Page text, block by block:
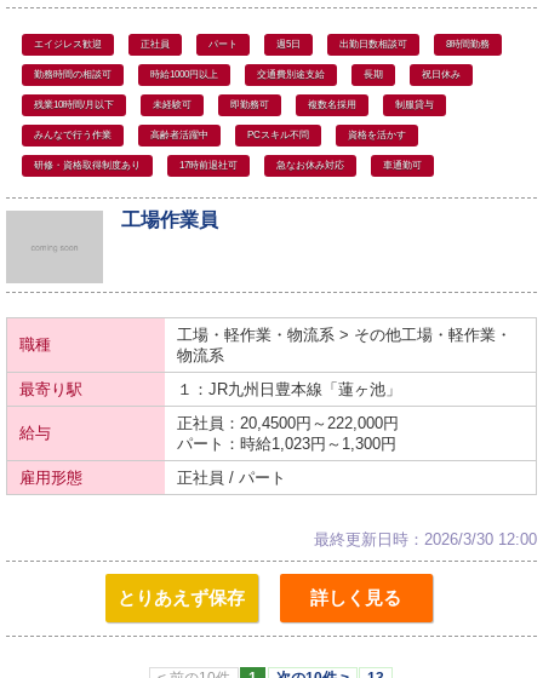
エイジレス歓迎 正社員 パート 週5日 出勤日数相談可 8時間勤務
勤務時間の相談可 時給1000円以上 交通費別途支給 長期 祝日休み
残業10時間/月以下 未経験可 即勤務可 複数名採用 制服貸与
みんなで行う作業 高齢者活躍中 PCスキル不問 資格を活かす
研修・資格取得制度あり 17時前退社可 急なお休み対応 車通勤可
工場作業員
職種
工場・軽作業・物流系 > その他工場・軽作業・
物流系
最寄り駅
１：JR九州 日豊本線 「蓮ヶ池」
給与
正社員：20,4500円～222,000円
パート：時給1,023円～1,300円
雇用形態
正社員 / パート
最終更新日時：2026/3/30 12:00
とりあえず保存 詳しく見る